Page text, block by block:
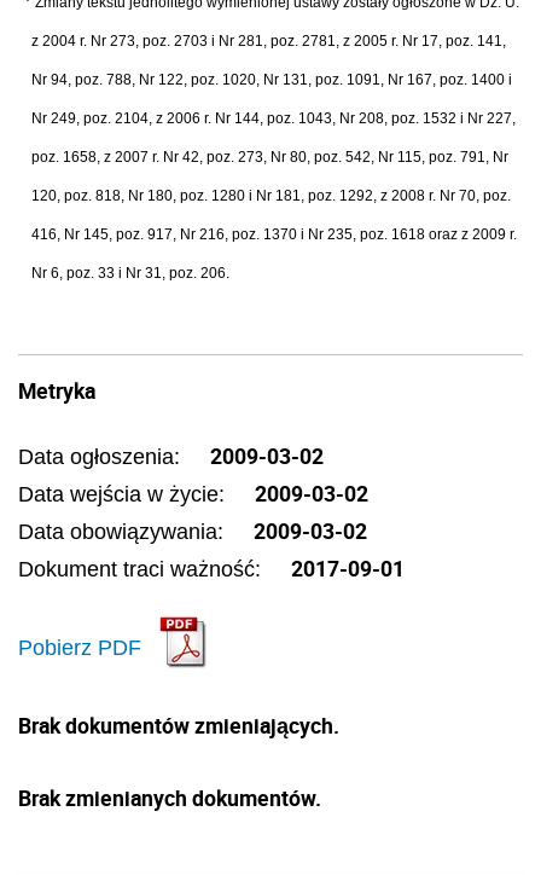
z 2004 r. Nr 273, poz. 2703 i Nr 281, poz. 2781, z 2005 r. Nr 17, poz. 141,
Nr 94, poz. 788, Nr 122, poz. 1020, Nr 131, poz. 1091, Nr 167, poz. 1400 i
Nr 249, poz. 2104, z 2006 r. Nr 144, poz. 1043, Nr 208, poz. 1532 i Nr 227,
poz. 1658, z 2007 r. Nr 42, poz. 273, Nr 80, poz. 542, Nr 115, poz. 791, Nr
120, poz. 818, Nr 180, poz. 1280 i Nr 181, poz. 1292, z 2008 r. Nr 70, poz.
416, Nr 145, poz. 917, Nr 216, poz. 1370 i Nr 235, poz. 1618 oraz z 2009 r.
Nr 6, poz. 33 i Nr 31, poz. 206.
Metryka
Data ogłoszenia: 2009-03-02
Data wejścia w życie: 2009-03-02
Data obowiązywania: 2009-03-02
Dokument traci ważność: 2017-09-01
Pobierz PDF
Brak dokumentów zmieniających.
Brak zmienianych dokumentów.